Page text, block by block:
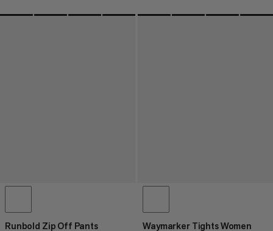
Runbold Zip Off Pants
Waymarker Tights Women